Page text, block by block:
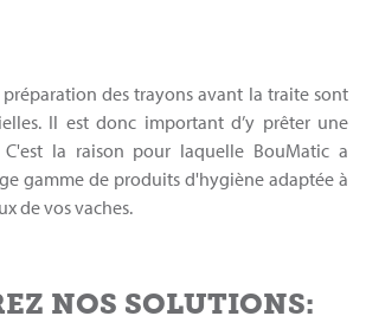
des trayons avant la traite sont
Il est donc important d’y prêter une
la raison pour laquelle BouMatic a
gamme de produits d'hygiène adaptée à
de vos vaches.
NOS SOLUTIONS: